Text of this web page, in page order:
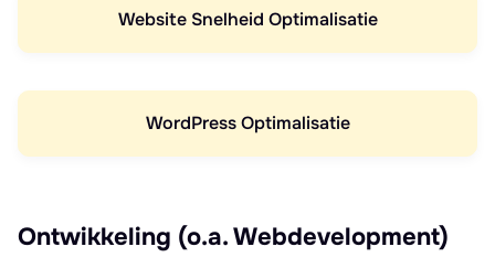
Website Snelheid Optimalisatie
WordPress Optimalisatie
Ontwikkeling (o.a. Webdevelopment)